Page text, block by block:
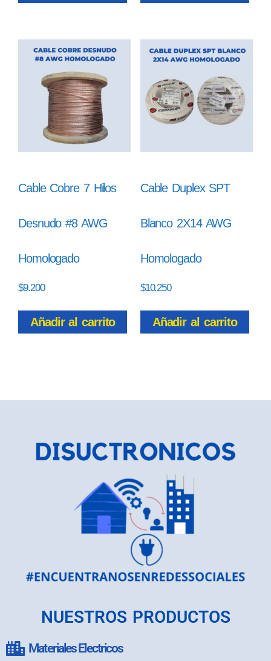
Cable Cobre 7 Hilos
Desnudo #8 AWG
Homologado
$9.200
Añadir al carrito
Cable Duplex SPT
Blanco 2X14 AWG
Homologado
$10.250
Añadir al carrito
NUESTROS PRODUCTOS
Materiales Electricos